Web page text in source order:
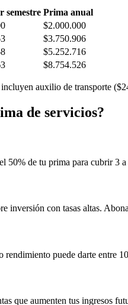
semestre Prima anual
$2.000.000
$3.750.906
$5.252.716
$8.754.526
auxilio de transporte ($
de servicios?
50% de tu prima para cubrir 3 a
inversión con tasas altas.
puede darte entre
que aumenten tus ingresos